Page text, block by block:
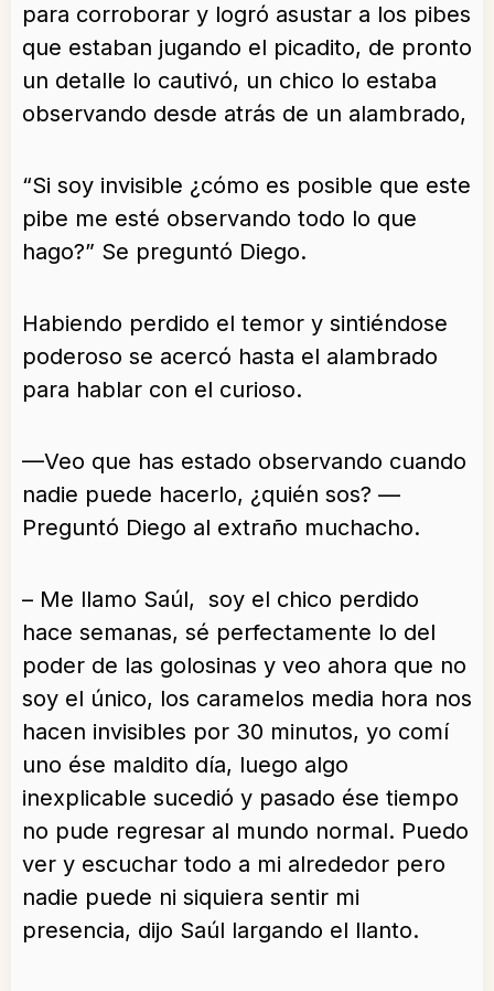
para corroborar y logró asustar a los pibes
que estaban jugando el picadito, de pronto
un detalle lo cautivó, un chico lo estaba
observando desde atrás de un alambrado,
“Si soy invisible ¿cómo es posible que este
pibe me esté observando todo lo que
hago?” Se preguntó Diego.
Habiendo perdido el temor y sintiéndose
poderoso se acercó hasta el alambrado
para hablar con el curioso.
—Veo que has estado observando cuando
nadie puede hacerlo, ¿quién sos? —
Preguntó Diego al extraño muchacho.
– Me llamo Saúl, soy el chico perdido
hace semanas, sé perfectamente lo del
poder de las golosinas y veo ahora que no
soy el único, los caramelos media hora nos
hacen invisibles por 30 minutos, yo comí
uno ése maldito día, luego algo
inexplicable sucedió y pasado ése tiempo
no pude regresar al mundo normal. Puedo
ver y escuchar todo a mi alrededor pero
nadie puede ni siquiera sentir mi
presencia, dijo Saúl largando el llanto.